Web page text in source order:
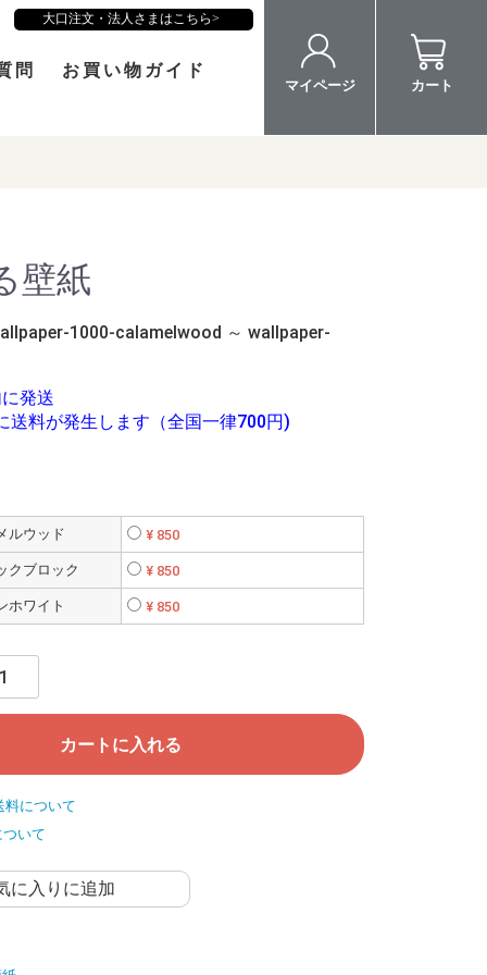
問 お買い物ガイド
大口注文・法人さまはこちら
マイページ カート
壁紙
1000-calamelwood ～ wallpaper-
発送
送料が発生します（全国一律700円)
ルウッド ¥ 850
クブロック ¥ 850
ホワイト ¥ 850
カートに入れる
料について
いて
に入りに追加